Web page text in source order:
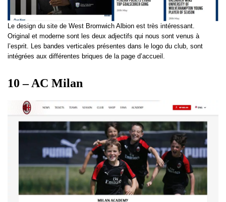
Le design du site de West Bromwich Albion est très intéressant.
Original et moderne sont les deux adjectifs qui nous sont venus à
l’esprit. Les bandes verticales présentes dans le logo du club, sont
intégrées aux différentes briques de la page d’accueil.
10 – AC Milan